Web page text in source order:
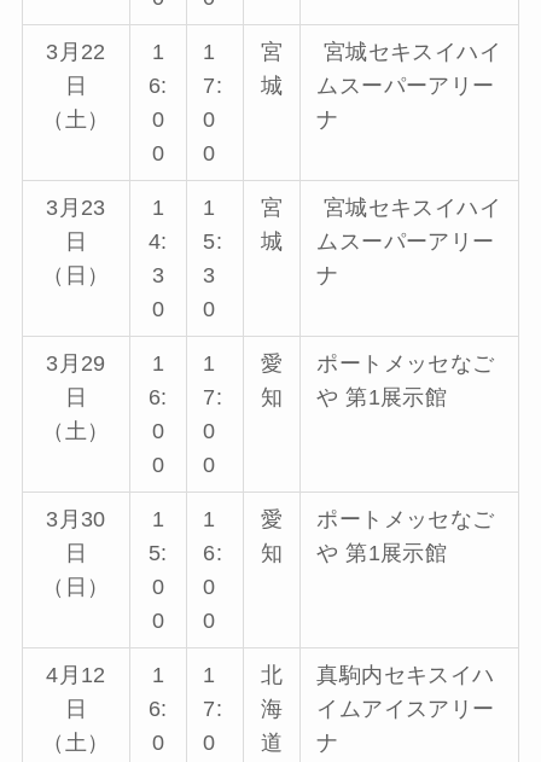
3月22
日
（土）
1
6:
0
0
1
7:
0
0
宮
城
宮城セキスイハイ
ムスーパーアリー
ナ
3月23
日
（日）
1
4:
3
0
1
5:
3
0
宮
城
宮城セキスイハイ
ムスーパーアリー
ナ
3月29
日
（土）
1
6:
0
0
1
7:
0
0
愛
知
ポートメッセなご
や 第1展示館
3月30
日
（日）
1
5:
0
0
1
6:
0
0
愛
知
ポートメッセなご
や 第1展示館
4月12
日
（土）
1
6:
0
1
7:
0
北
海
道
真駒内セキスイハ
イムアイスアリー
ナ